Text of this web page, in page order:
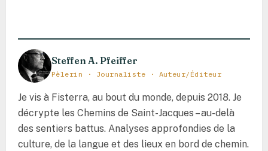
À
du
monde
et
commencement
d’un
nouveau
Steffen A. Pfeiffer
Pèlerin · Journaliste · Auteur/Éditeur
Je vis à Fisterra, au bout du monde, depuis 2018. Je
décrypte les Chemins de Saint-Jacques – au-delà
des sentiers battus. Analyses approfondies de la
culture, de la langue et des lieux en bord de chemin.